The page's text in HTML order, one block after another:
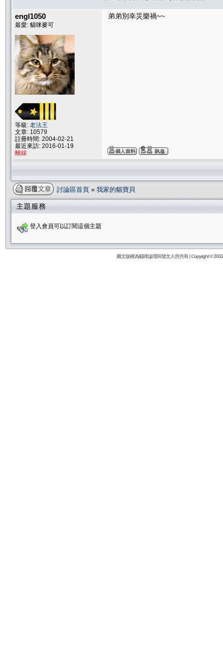
engl1050
最愛: 貓咪麥可
等級: 老法王
文章: 10579
註冊時間: 2004-02-21
最近來訪: 2016-01-19
離線
弟弟別幸災樂禍~~
討論區首頁 » 我家的貓寶貝
主題服務
登入會員可以訂閱這個主題
圖文版權為貓咪論壇與發文人所共有 | Copyright ©